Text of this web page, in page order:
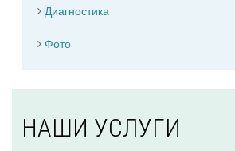
Диагностика
Фото
НАШИ УСЛУГИ